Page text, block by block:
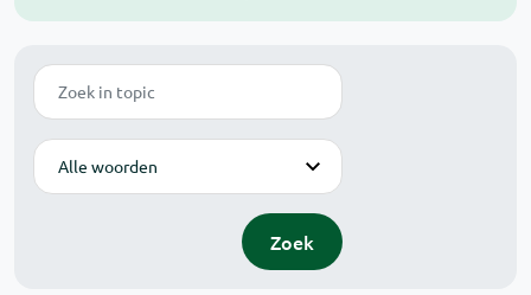
Zoek
Modus
Zoek